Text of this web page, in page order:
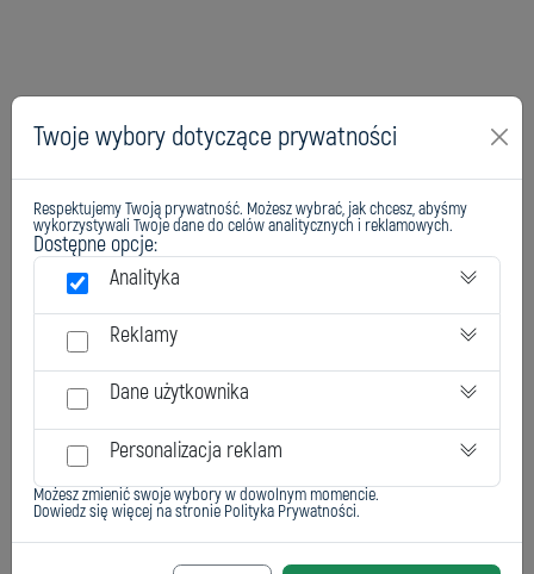
Twoje wybory dotyczące prywatności
Respektujemy Twoją prywatność. Możesz wybrać, jak chcesz, abyśmy
wykorzystywali Twoje dane do celów analitycznych i reklamowych.
Dostępne opcje:
Analityka
Reklamy
Dane użytkownika
Personalizacja reklam
Możesz zmienić swoje wybory w dowolnym momencie.
Dowiedz się więcej na stronie Polityka Prywatności.